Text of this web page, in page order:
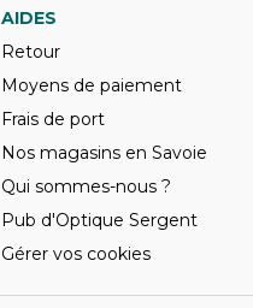
AIDES
Retour
Moyens de paiement
Frais de port
Nos magasins en Savoie
Qui sommes-nous ?
Pub d'Optique Sergent
Gérer vos cookies